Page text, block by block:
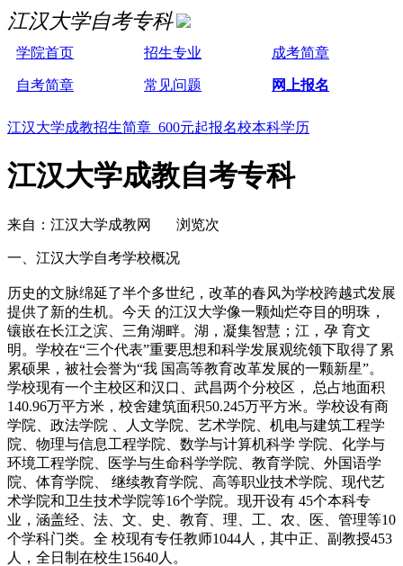
江汉大学自考专科
学院首页 招生专业 成考简章
自考简章 常见问题 网上报名
江汉大学成教招生简章 600元起报名校本科学历
江汉大学成教自考专科
来自：江汉大学成教网 浏览次
一、江汉大学自考学校概况
历史的文脉绵延了半个多世纪，改革的春风为学校跨越式发展
提供了新的生机。今天 的江汉大学像一颗灿烂夺目的明珠，
镶嵌在长江之滨、三角湖畔。湖，凝集智慧；江，孕 育文
明。学校在“三个代表”重要思想和科学发展观统领下取得了累
累硕果，被社会誉为“我 国高等教育改革发展的一颗新星”。
学校现有一个主校区和汉口、武昌两个分校区， 总占地面积
140.96万平方米，校舍建筑面积50.245万平方米。学校设有商
学院、政法学院 、人文学院、艺术学院、机电与建筑工程学
院、物理与信息工程学院、数学与计算机科学 学院、化学与
环境工程学院、医学与生命科学学院、教育学院、外国语学
院、体育学院、 继续教育学院、高等职业技术学院、现代艺
术学院和卫生技术学院等16个学院。现开设有 45个本科专
业，涵盖经、法、文、史、教育、理、工、农、医、管理等10
个学科门类。全 校现有专任教师1044人，其中正、副教授453
人，全日制在校生15640人。